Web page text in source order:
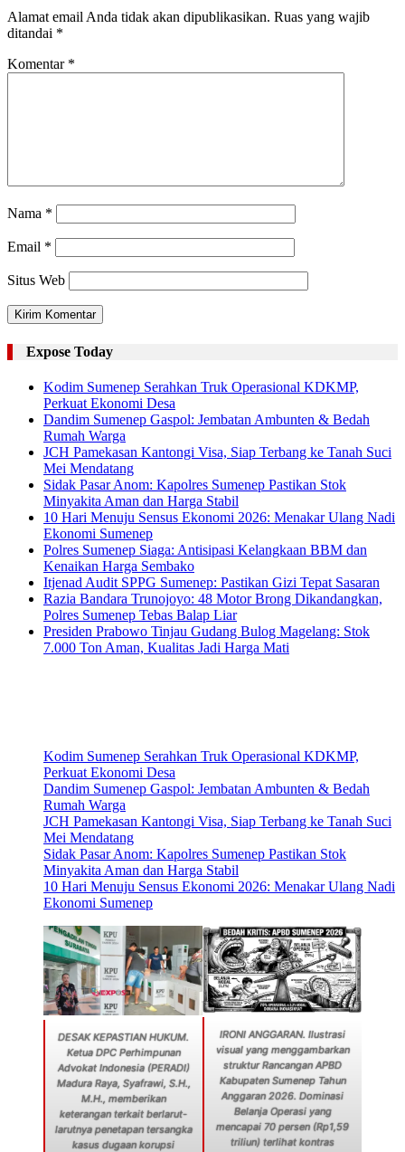
Alamat email Anda tidak akan dipublikasikan. Ruas yang wajib
ditandai *
Komentar *
Nama *
Email *
Situs Web
Expose Today
Kodim Sumenep Serahkan Truk Operasional KDKMP,
Perkuat Ekonomi Desa
Dandim Sumenep Gaspol: Jembatan Ambunten & Bedah
Rumah Warga
JCH Pamekasan Kantongi Visa, Siap Terbang ke Tanah Suci
Mei Mendatang
Sidak Pasar Anom: Kapolres Sumenep Pastikan Stok
Minyakita Aman dan Harga Stabil
10 Hari Menuju Sensus Ekonomi 2026: Menakar Ulang Nadi
Ekonomi Sumenep
Polres Sumenep Siaga: Antisipasi Kelangkaan BBM dan
Kenaikan Harga Sembako
Itjenad Audit SPPG Sumenep: Pastikan Gizi Tepat Sasaran
Razia Bandara Trunojoyo: 48 Motor Brong Dikandangkan,
Polres Sumenep Tebas Balap Liar
Presiden Prabowo Tinjau Gudang Bulog Magelang: Stok
7.000 Ton Aman, Kualitas Jadi Harga Mati
Kodim Sumenep Serahkan Truk Operasional KDKMP,
Perkuat Ekonomi Desa
Dandim Sumenep Gaspol: Jembatan Ambunten & Bedah
Rumah Warga
JCH Pamekasan Kantongi Visa, Siap Terbang ke Tanah Suci
Mei Mendatang
Sidak Pasar Anom: Kapolres Sumenep Pastikan Stok
Minyakita Aman dan Harga Stabil
10 Hari Menuju Sensus Ekonomi 2026: Menakar Ulang Nadi
Ekonomi Sumenep
DESAK KEPASTIAN HUKUM.
Ketua DPC Perhimpunan
Advokat Indonesia (PERADI)
Madura Raya, Syafrawi, S.H.,
M.H., memberikan
keterangan terkait berlarut-
larutnya penetapan tersangka
kasus dugaan korupsi
IRONI ANGGARAN. Ilustrasi
visual yang menggambarkan
struktur Rancangan APBD
Kabupaten Sumenep Tahun
Anggaran 2026. Dominasi
Belanja Operasi yang
mencapai 70 persen (Rp1,59
triliun) terlihat kontras